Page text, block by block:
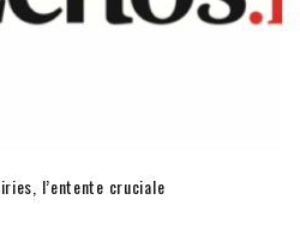
l’entente cruciale